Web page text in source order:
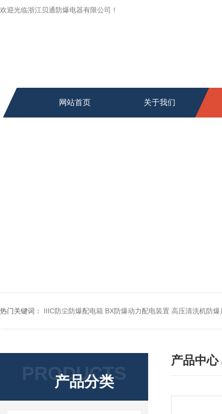
欢迎光临浙江贝通防爆电器有限公司！
网站首页 关于我们
热门关键词： IIIC防尘防爆配电箱 BX防爆动力配电装置 高压清洗机防爆
PRODUCTS
产品分类
产品中心